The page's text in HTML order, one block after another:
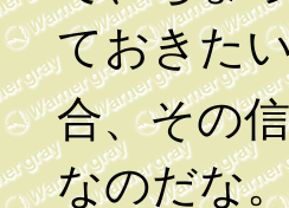
ておきた
合、その
なのだな